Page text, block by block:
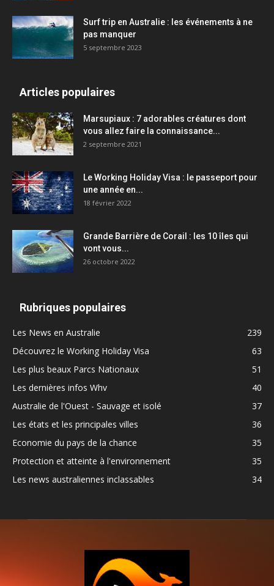
Surf trip en Australie : les événements à ne
pas manquer
5 septembre 2023
Articles populaires
Marsupiaux : 7 adorables créatures dont
vous allez faire la connaissance...
2 septembre 2021
Le Working Holiday Visa : le passeport pour
une année en...
18 février 2022
Grande Barrière de Corail : les 10 îles qui
vont vous...
26 octobre 2022
Rubriques populaires
Les News en Australie
239
Découvrez le Working Holiday Visa
63
Les plus beaux Parcs Nationaux
51
Les dernières infos Whv
40
Australie de l'Ouest - Sauvage et isolé
37
Les états et les principales villes
36
Economie du pays de la chance
35
Protection et atteinte à l'environnement
35
Les news australiennes inclassables
34